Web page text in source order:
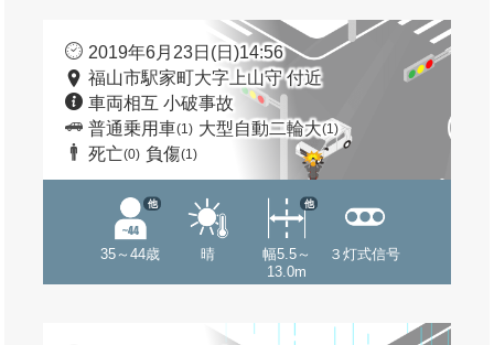
2019年6月23日(日)14:56
福山市駅家町大字上山守 付近
車両相互 小破事故
普通乗用車(1) 大型自動二輪大(1)
死亡(0) 負傷(1)
35～44歳
他
晴
幅5.5～
13.0m
他
３灯式信号